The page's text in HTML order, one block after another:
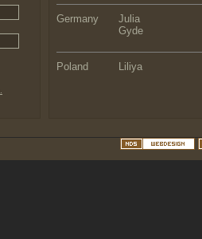
Germany
Julia
Gyde
Poland Liliya